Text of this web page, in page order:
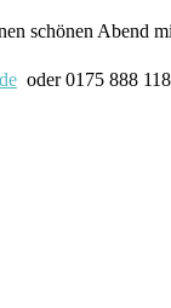
schönen Abend
oder 0175 888